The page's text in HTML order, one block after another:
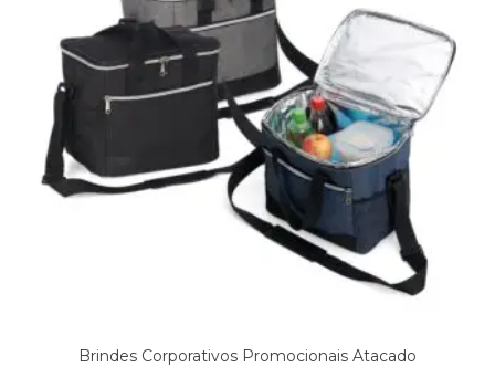
Brindes Corporativos Promocionais Atacado